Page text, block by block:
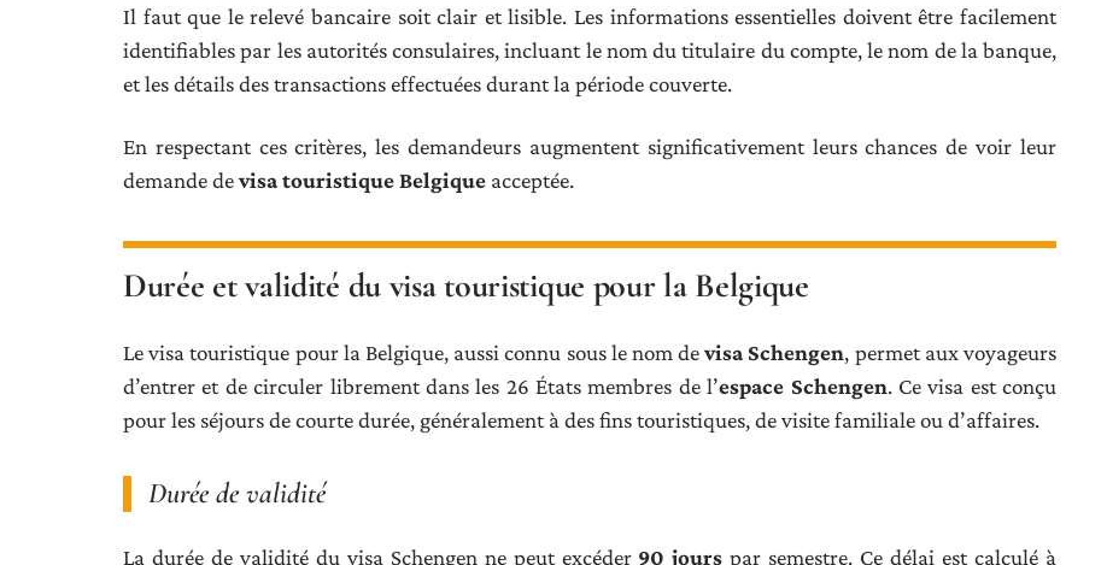
Il faut que le relevé bancaire soit clair et lisible. Les informations essentielles doivent être facilement
identifiables par les autorités consulaires, incluant le nom du titulaire du compte, le nom de la banque,
et les détails des transactions effectuées durant la période couverte.
En respectant ces critères, les demandeurs augmentent significativement leurs chances de voir leur
demande devisa touristique Belgique acceptée.
Durée et validité du visa touristique pour la Belgique
Le visa touristique pour la Belgique, aussi connu sous le nom devisa Schengen, permet aux voyageurs
d’entrer et de circuler librement dans les 26 États membres de l’espace Schengen. Ce visa est conçu
pour les séjours de courte durée, généralement à des fins touristiques, de visite familiale ou d’affaires.
Durée de validité
La durée de validité du visa Schengen ne peut excéder 90 jours par semestre. Ce délai est calculé à